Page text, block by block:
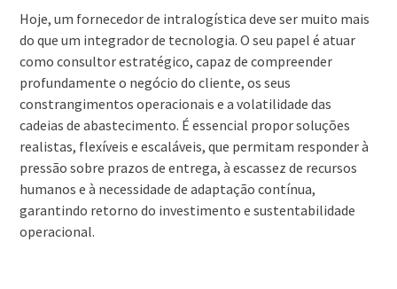
Hoje, um fornecedor de intralogística deve ser muito mais
do que um integrador de tecnologia. O seu papel é atuar
como consultor estratégico, capaz de compreender
profundamente o negócio do cliente, os seus
constrangimentos operacionais e a volatilidade das
cadeias de abastecimento. É essencial propor soluções
realistas, flexíveis e escaláveis, que permitam responder à
pressão sobre prazos de entrega, à escassez de recursos
humanos e à necessidade de adaptação contínua,
garantindo retorno do investimento e sustentabilidade
operacional.